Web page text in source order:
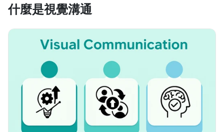
什麼是視覺溝通